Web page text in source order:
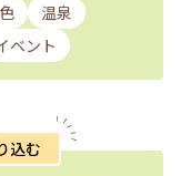
温泉
ベント
込む